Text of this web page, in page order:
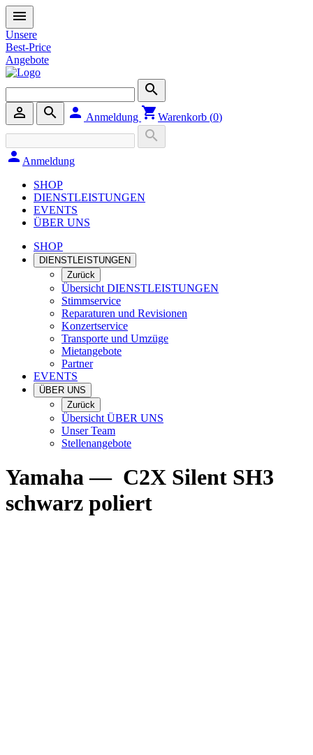
menu
Unsere
Best-Price
Angebote
search
person_outline
search person Anmeldung shopping_cartWarenkorb (0)
search
person Anmeldung
SHOP
DIENSTLEISTUNGEN
EVENTS
ÜBER UNS
SHOP
DIENSTLEISTUNGEN
Zurück
Übersicht DIENSTLEISTUNGEN
Stimmservice
Reparaturen und Revisionen
Konzertservice
Transporte und Umzüge
Mietangebote
Partner
EVENTS
ÜBER UNS
Zurück
Übersicht ÜBER UNS
Unser Team
Stellenangebote
Yamaha— C2X Silent SH3
schwarz poliert